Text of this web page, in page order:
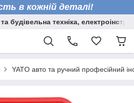
в кожній деталі!
будівельна техніка,
YATO авто та ручний професійний